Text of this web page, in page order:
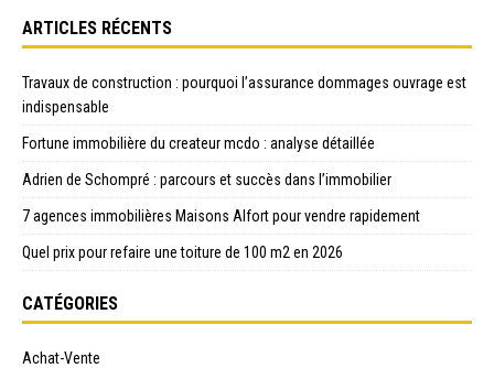
ARTICLES RÉCENTS
Travaux de construction : pourquoi l’assurance dommages ouvrage est
indispensable
Fortune immobilière du createur mcdo : analyse détaillée
Adrien de Schompré : parcours et succès dans l’immobilier
7 agences immobilières Maisons Alfort pour vendre rapidement
Quel prix pour refaire une toiture de 100 m2 en 2026
CATÉGORIES
Achat-Vente